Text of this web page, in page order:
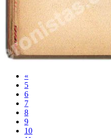
«
5
6
7
8
9
10